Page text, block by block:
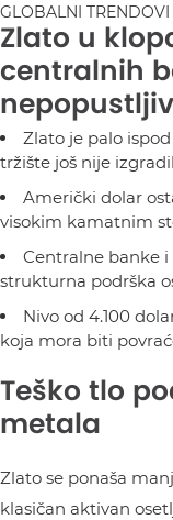
GLOBALNI TRENDOVI
Zlato u
centralnih
Zlato je palo
tržište još nije
Američki dolar
visokim kamatnim
Centralne banke
strukturna podrška
Nivo od 4.100
koja mora biti
Teško tlo
metala
Zlato se ponaša
klasičan aktivan